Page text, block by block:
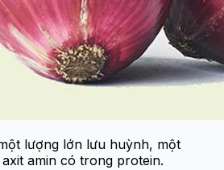
lượng lớn lưu huỳnh, một
amin có trong protein.